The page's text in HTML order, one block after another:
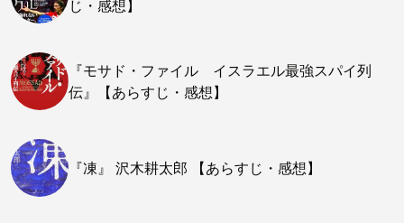
じ・感想】
『モサド・ファイル イスラエル最強スパイ列
伝』【あらすじ・感想】
『凍』 沢木耕太郎 【あらすじ・感想】